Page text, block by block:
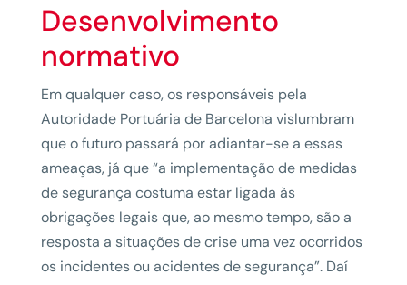
Desenvolvimento
normativo
Em qualquer caso, os responsáveis pela
Autoridade Portuária de Barcelona vislumbram
que o futuro passará por adiantar-se a essas
ameaças, já que “a implementação de medidas
de segurança costuma estar ligada às
obrigações legais que, ao mesmo tempo, são a
resposta a situações de crise uma vez ocorridos
os incidentes ou acidentes de segurança”. Daí